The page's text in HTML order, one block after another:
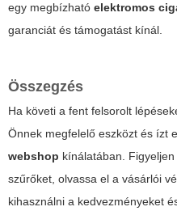
egy megbízható elektromos
garanciát és támogatást kínál.
Összegzés
Ha követi a fent felsorolt
Önnek megfelelő eszközt és ízt
webshop kínálatában.
szűrőket, olvassa el a vásárlói
kihasználni a kedvezményeket